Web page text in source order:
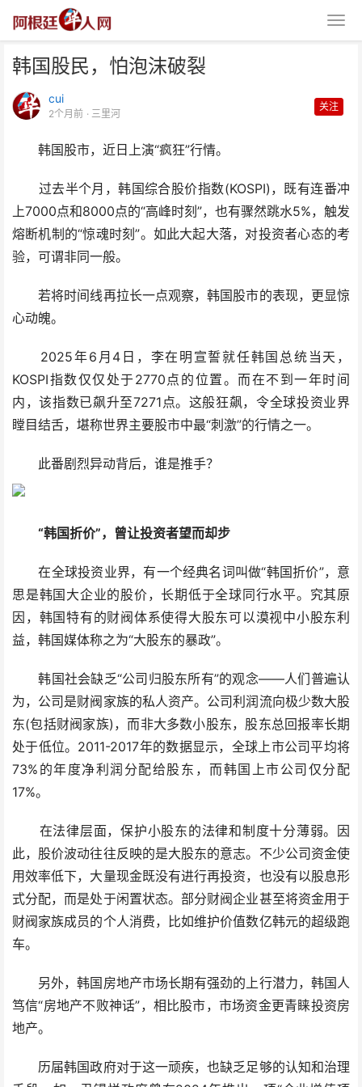
韩国股民，怕泡沫破裂
cui
2个月前 · 三里河
关注
韩国股市，近日上演“疯狂”行情。
过去半个月，韩国综合股价指数(KOSPI)，既有连番冲
上7000点和8000点的“高峰时刻”，也有骤然跳水5%，触发
熔断机制的“惊魂时刻”。如此大起大落，对投资者心态的考
验，可谓非同一般。
若将时间线再拉长一点观察，韩国股市的表现，更显惊
心动魄。
2025年6月4日，李在明宣誓就任韩国总统当天，
KOSPI指数仅仅处于2770点的位置。而在不到一年时间
内，该指数已飙升至7271点。这般狂飙，令全球投资业界
瞠目结舌，堪称世界主要股市中最“刺激”的行情之一。
此番剧烈异动背后，谁是推手？
“韩国折价”，曾让投资者望而却步
在全球投资业界，有一个经典名词叫做“韩国折价”，意
思是韩国大企业的股价，长期低于全球同行水平。究其原
因，韩国特有的财阀体系使得大股东可以漠视中小股东利
益，韩国媒体称之为“大股东的暴政”。
韩国社会缺乏“公司归股东所有”的观念——人们普遍认
为，公司是财阀家族的私人资产。公司利润流向极少数大股
东(包括财阀家族)，而非大多数小股东，股东总回报率长期
处于低位。2011-2017年的数据显示，全球上市公司平均将
73%的年度净利润分配给股东，而韩国上市公司仅分配
17%。
在法律层面，保护小股东的法律和制度十分薄弱。因
此，股价波动往往反映的是大股东的意志。不少公司资金使
用效率低下，大量现金既没有进行再投资，也没有以股息形
式分配，而是处于闲置状态。部分财阀企业甚至将资金用于
财阀家族成员的个人消费，比如维护价值数亿韩元的超级跑
车。
另外，韩国房地产市场长期有强劲的上行潜力，韩国人
笃信“房地产不败神话”，相比股市，市场资金更青睐投资房
地产。
历届韩国政府对于这一顽疾，也缺乏足够的认知和治理
韩国股民，怕泡沫破裂